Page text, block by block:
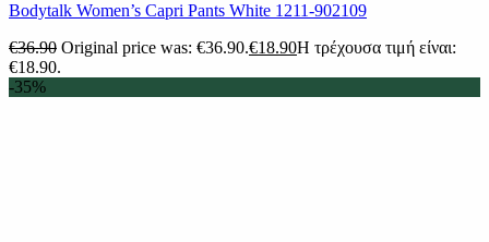
Bodytalk Women’s Capri Pants White 1211-902109
€36.90 Original price was: €36.90.€18.90Η τρέχουσα τιμή είναι:
€18.90.
-35%